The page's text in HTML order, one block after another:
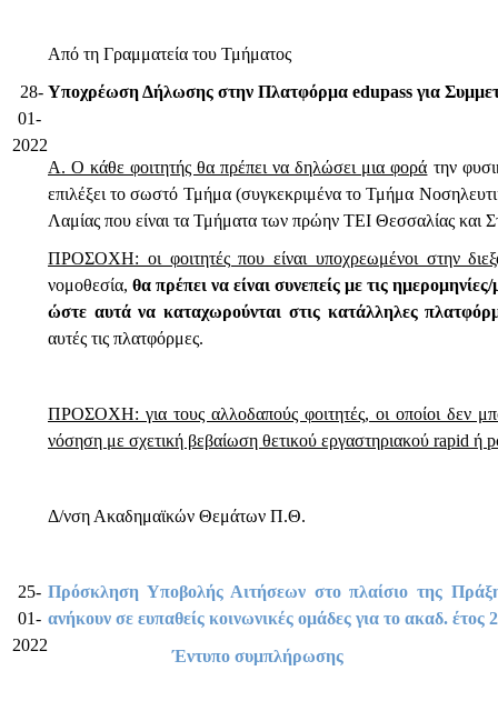
Από τη Γραμματεία του Τμήματος
28-
01-
2022
Υποχρέωση Δήλωσης στην Πλατφόρμα edupass για
Α. Ο κάθε φοιτητής θα πρέπει να δηλώσει μια φορά την
επιλέξει το σωστό Τμήμα (συγκεκριμένα το Τμήμα
Λαμίας που είναι τα Τμήματα των πρώην ΤΕΙ Θεσσαλίας και
ΠΡΟΣΟΧΗ: οι φοιτητές που είναι υποχρεωμένοι στην
νομοθεσία, θα πρέπει να είναι συνεπείς με τις
ώστε αυτά να καταχωρούνται στις κατάλληλες
αυτές τις πλατφόρμες.
ΠΡΟΣΟΧΗ: για τους αλλοδαπούς φοιτητές, οι οποίοι δεν
νόσηση με σχετική βεβαίωση θετικού εργαστηριακού rapid ή
Δ/νση Ακαδημαϊκών Θεμάτων Π.Θ.
25-
01-
2022
Πρόσκληση Υποβολής Αιτήσεων στο πλαίσιο της
ανήκουν σε ευπαθείς κοινωνικές ομάδες για το ακαδ. έτος
Έντυπο συμπλήρωσης